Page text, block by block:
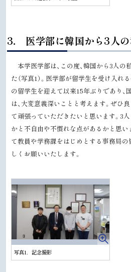
ト
ッ
3． 医学部に韓国から3人
本学医学部は、この度、韓国から 3人の
た（写真1）。医学部が留学生を受け入れる
の留学生を迎えて以来15年ぶりであり、
は、大変意義深いことと考えます。ぜひ
て頑張っていただきたいと思います。3
かと不自由や不慣れな点があるかと思い
て教員や学務課をはじめとする事務局
しくお願いいたします。
写真1．記念撮影